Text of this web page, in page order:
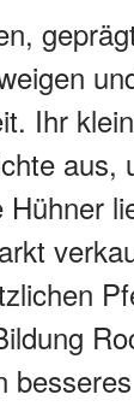
Ihr
aus,